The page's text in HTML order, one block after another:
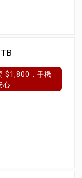
$1,800，手機
心